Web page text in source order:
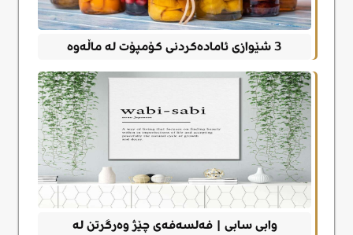
3 شێوازی ئامادەکردنی کۆمپۆت له ماڵەوە
وابی سابی | فەلسەفەی چێژ وەرگرتن لە